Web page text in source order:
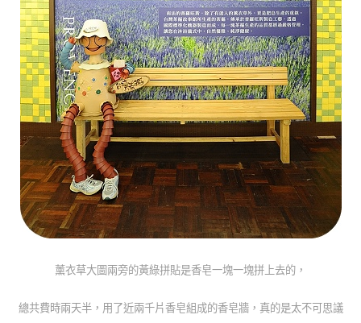
薰衣草大圖兩旁的黃綠拼貼是香皂一塊一塊拼上去的，
總共費時兩天半，用了近兩千片香皂組成的香皂牆，真的是太不可思議